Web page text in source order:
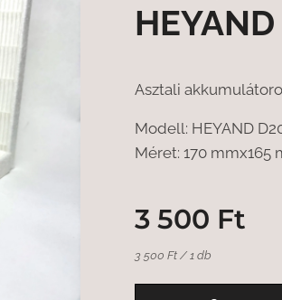
Asztali
Modell: HEYAND
Méret: 170 mmx165
3 500 Ft
3 500 Ft / 1 db